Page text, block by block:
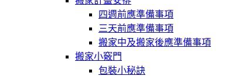
四週前應準備事項
三天前應準備事項
搬家中及搬家後應準備事項
搬家小竅門
包裝小秘訣